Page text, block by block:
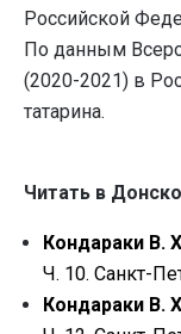
Российской
По данным
(2020-2021) в
татарина.
Читать в
Кондараки В.
Ч. 10. Санкт-
Кондараки В.